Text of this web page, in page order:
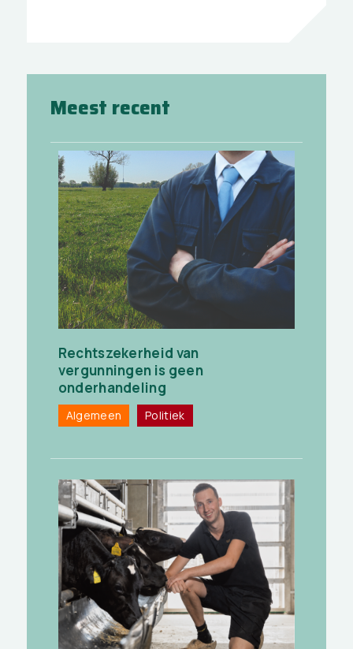
Meest recent
Rechtszekerheid van
vergunningen is geen
onderhandeling
Algemeen Politiek